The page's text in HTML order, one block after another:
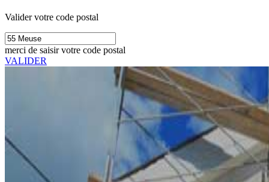
Valider votre code postal
merci de saisir votre code postal
VALIDER